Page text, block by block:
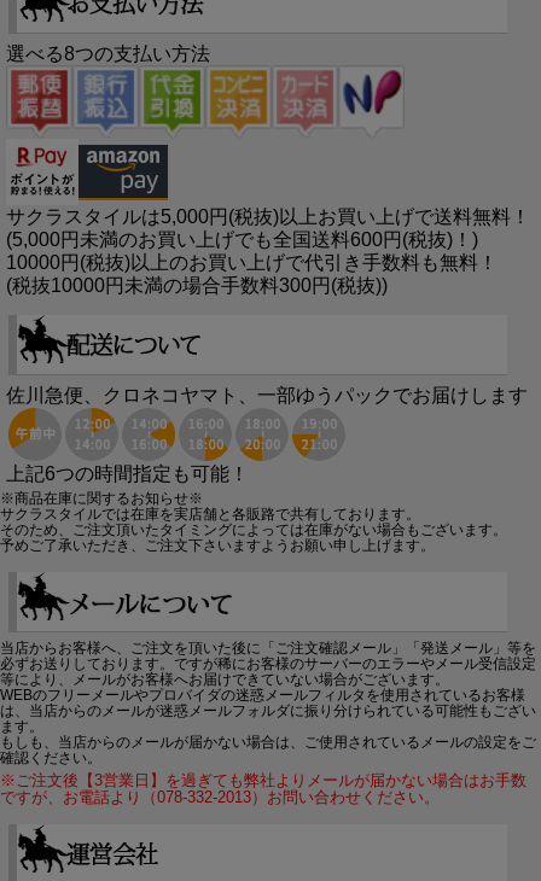
選べる8つの支払い方法
サクラスタイルは5,000円(税抜)以上お買い上げで送料無料！
(5,000円未満のお買い上げでも全国送料600円(税抜)！)
10000円(税抜)以上のお買い上げで代引き手数料も無料！
(税抜10000円未満の場合手数料300円(税抜))
佐川急便、クロネコヤマト、一部ゆうパックでお届けします
上記6つの時間指定も可能！
※商品在庫に関するお知らせ※
サクラスタイルでは在庫を実店舗と各販路で共有しております。
そのため、ご注文頂いたタイミングによっては在庫がない場合もございます。
予めご了承いただき、ご注文下さいますようお願い申し上げます。
当店からお客様へ、ご注文を頂いた後に「ご注文確認メール」「発送メール」等を
必ずお送りしております。ですが稀にお客様のサーバーのエラーやメール受信設定
等により、メールがお客様へお届けできていない場合がございます。
WEBのフリーメールやプロバイダの迷惑メールフィルタを使用されているお客様
は、当店からのメールが迷惑メールフォルダに振り分けられている可能性もござい
ます。
もしも、当店からのメールが届かない場合は、ご使用されているメールの設定をご
確認ください。
※ご注文後【3営業日】を過ぎても弊社よりメールが届かない場合はお手数
ですが、お電話より（078-332-2013）お問い合わせください。